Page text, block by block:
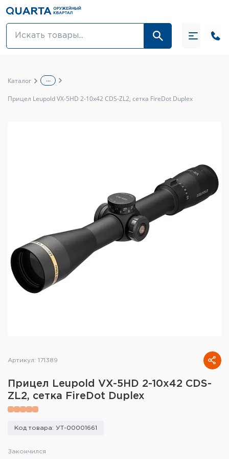
Оптовикам
Тактическое снаряжение
Высокоточная стрельба
Спортивная стрельба
Кобуры и системы ношения
снаряжения
Сумки и рюкзаки
Каталог ...
Прицел Leupold VX-5HD 2-10x42 CDS-ZL2, сетка FireDot Duplex
Артикул: 171389
Прицел Leupold VX-5HD 2-10x42 CDS-
ZL2, сетка FireDot Duplex
Код товара: УТ-00001661
Закончился